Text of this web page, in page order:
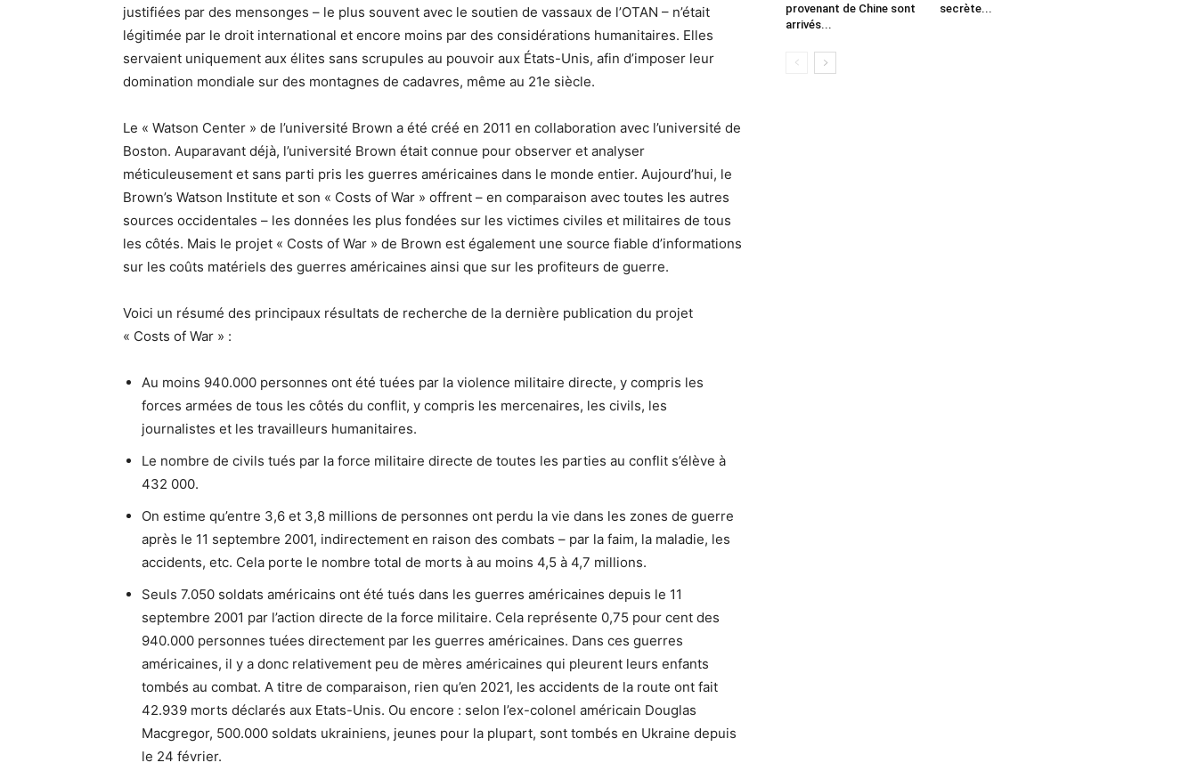
justifiées par des mensonges – le plus souvent avec le soutien de vassaux de l’OTAN – n’était
légitimée par le droit international et encore moins par des considérations humanitaires. Elles
servaient uniquement aux élites sans scrupules au pouvoir aux États-Unis, afin d’imposer leur
domination mondiale sur des montagnes de cadavres, même au 21e siècle.
Le « Watson Center » de l’université Brown a été créé en 2011 en collaboration avec l’université de
Boston. Auparavant déjà, l’université Brown était connue pour observer et analyser
méticuleusement et sans parti pris les guerres américaines dans le monde entier. Aujourd’hui, le
Brown’s Watson Institute et son « Costs of War » offrent – en comparaison avec toutes les autres
sources occidentales – les données les plus fondées sur les victimes civiles et militaires de tous
les côtés. Mais le projet « Costs of War » de Brown est également une source fiable d’informations
sur les coûts matériels des guerres américaines ainsi que sur les profiteurs de guerre.
Voici un résumé des principaux résultats de recherche de la dernière publication du projet
« Costs of War » :
Au moins 940.000 personnes ont été tuées par la violence militaire directe, y compris les
forces armées de tous les côtés du conflit, y compris les mercenaires, les civils, les
journalistes et les travailleurs humanitaires.
Le nombre de civils tués par la force militaire directe de toutes les parties au conflit s’élève à
432 000.
On estime qu’entre 3,6 et 3,8 millions de personnes ont perdu la vie dans les zones de guerre
après le 11 septembre 2001, indirectement en raison des combats – par la faim, la maladie, les
accidents, etc. Cela porte le nombre total de morts à au moins 4,5 à 4,7 millions.
Seuls 7.050 soldats américains ont été tués dans les guerres américaines depuis le 11
septembre 2001 par l’action directe de la force militaire. Cela représente 0,75 pour cent des
940.000 personnes tuées directement par les guerres américaines. Dans ces guerres
américaines, il y a donc relativement peu de mères américaines qui pleurent leurs enfants
tombés au combat. A titre de comparaison, rien qu’en 2021, les accidents de la route ont fait
42.939 morts déclarés aux Etats-Unis. Ou encore : selon l’ex-colonel américain Douglas
Macgregor, 500.000 soldats ukrainiens, jeunes pour la plupart, sont tombés en Ukraine depuis
le 24 février.
provenant de Chine sont
arrivés...
secrète...